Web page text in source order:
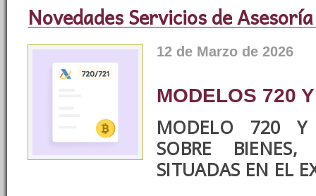
Novedades Servicios de Asesoría
12 de Marzo de 2026
MODELOS 720
MODELO 720 Y
SOBRE
SITUADAS EN EL